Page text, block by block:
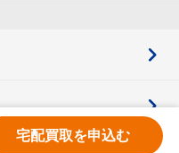
宅配買取を申込む